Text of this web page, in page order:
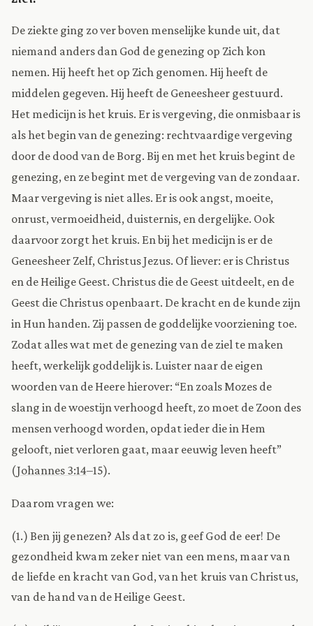
De ziekte ging zo ver boven menselijke kunde uit, dat
niemand anders dan God de genezing op Zich kon
nemen. Hij heeft het op Zich genomen. Hij heeft de
middelen gegeven. Hij heeft de Geneesheer gestuurd.
Het medicijn is het kruis. Er is vergeving, die onmisbaar is
als het begin van de genezing: rechtvaardige vergeving
door de dood van de Borg. Bij en met het kruis begint de
genezing, en ze begint met de vergeving van de zondaar.
Maar vergeving is niet alles. Er is ook angst, moeite,
onrust, vermoeidheid, duisternis, en dergelijke. Ook
daarvoor zorgt het kruis. En bij het medicijn is er de
Geneesheer Zelf, Christus Jezus. Of liever: er is Christus
en de Heilige Geest. Christus die de Geest uitdeelt, en de
Geest die Christus openbaart. De kracht en de kunde zijn
in Hun handen. Zij passen de goddelijke voorziening toe.
Zodat alles wat met de genezing van de ziel te maken
heeft, werkelijk goddelijk is. Luister naar de eigen
woorden van de Heere hierover: “En zoals Mozes de
slang in de woestijn verhoogd heeft, zo moet de Zoon des
mensen verhoogd worden, opdat ieder die in Hem
gelooft, niet verloren gaat, maar eeuwig leven heeft”
(Johannes 3:14–15).
Daarom vragen we:
(1.) Ben jij genezen? Als dat zo is, geef God de eer! De
gezondheid kwam zeker niet van een mens, maar van
de liefde en kracht van God, van het kruis van Christus,
van de hand van de Heilige Geest.